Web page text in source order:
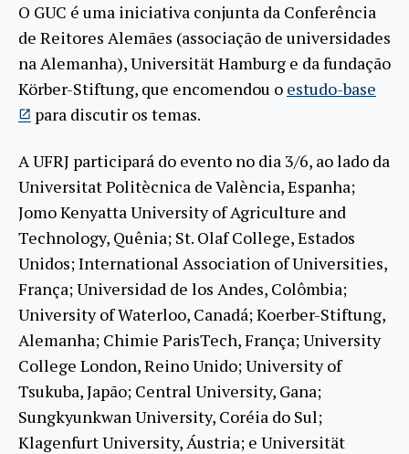
O GUC é uma iniciativa conjunta da Conferência
de Reitores Alemães (associação de universidades
na Alemanha), Universität Hamburg e da fundação
Körber-Stiftung, que encomendou o estudo-base
para discutir os temas.
A UFRJ participará do evento no dia 3/6, ao lado da
Universitat Politècnica de València, Espanha;
Jomo Kenyatta University of Agriculture and
Technology, Quênia; St. Olaf College, Estados
Unidos; International Association of Universities,
França; Universidad de los Andes, Colômbia;
University of Waterloo, Canadá; Koerber-Stiftung,
Alemanha; Chimie ParisTech, França; University
College London, Reino Unido; University of
Tsukuba, Japão; Central University, Gana;
Sungkyunkwan University, Coréia do Sul;
Klagenfurt University, Áustria; e Universität